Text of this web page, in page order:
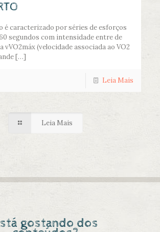
é caracterizado por séries de esforços
segundos com intensidade entre de
vVO2máx (velocidade associada ao VO2
[…]
Leia Mais
Leia Mais
gostando dos